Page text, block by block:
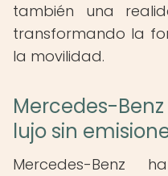
también una
transformando la
la movilidad.
Mercedes-Benz
lujo sin
Mercedes-